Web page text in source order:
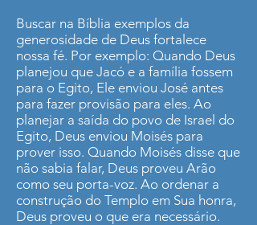
Buscar na Bíblia exemplos da
generosidade de Deus fortalece
nossa fé. Por exemplo: Quando Deus
planejou que Jacó e a família fossem
para o Egito, Ele enviou José antes
para fazer provisão para eles. Ao
planejar a saída do povo de Israel do
Egito, Deus enviou Moisés para
prover isso. Quando Moisés disse que
não sabia falar, Deus proveu Arão
como seu porta-voz. Ao ordenar a
construção do Templo em Sua honra,
Deus proveu o que era necessário.